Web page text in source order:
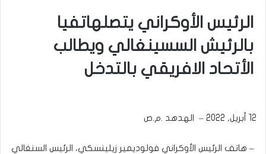
الرئيس الأوكراني يتصلهاتفيا
بالرئيش السسينغالي ويطالب
الأتحاد الافريقي بالتدخل
12 أبريل, 2022 – الهدهد .م.ص
– هاتف الرئيس الأوكراني فولوديمير زيلينسكي، الرئيس السنغالي